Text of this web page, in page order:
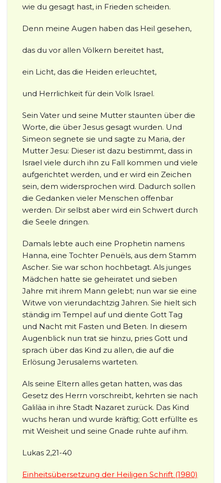
wie du gesagt hast, in Frieden scheiden.
Denn meine Augen haben das Heil gesehen,
das du vor allen Völkern bereitet hast,
ein Licht, das die Heiden erleuchtet,
und Herrlichkeit für dein Volk Israel.
Sein Vater und seine Mutter staunten über die
Worte, die über Jesus gesagt wurden. Und
Simeon segnete sie und sagte zu Maria, der
Mutter Jesu: Dieser ist dazu bestimmt, dass in
Israel viele durch ihn zu Fall kommen und viele
aufgerichtet werden, und er wird ein Zeichen
sein, dem widersprochen wird. Dadurch sollen
die Gedanken vieler Menschen offenbar
werden. Dir selbst aber wird ein Schwert durch
die Seele dringen.
Damals lebte auch eine Prophetin namens
Hanna, eine Tochter Penuëls, aus dem Stamm
Ascher. Sie war schon hochbetagt. Als junges
Mädchen hatte sie geheiratet und sieben
Jahre mit ihrem Mann gelebt; nun war sie eine
Witwe von vierundachtzig Jahren. Sie hielt sich
ständig im Tempel auf und diente Gott Tag
und Nacht mit Fasten und Beten. In diesem
Augenblick nun trat sie hinzu, pries Gott und
sprach über das Kind zu allen, die auf die
Erlösung Jerusalems warteten.
Als seine Eltern alles getan hatten, was das
Gesetz des Herrn vorschreibt, kehrten sie nach
Galiläa in ihre Stadt Nazaret zurück. Das Kind
wuchs heran und wurde kräftig; Gott erfüllte es
mit Weisheit und seine Gnade ruhte auf ihm.
Lukas 2,21-40
Einheitsübersetzung der Heiligen Schrift (1980)